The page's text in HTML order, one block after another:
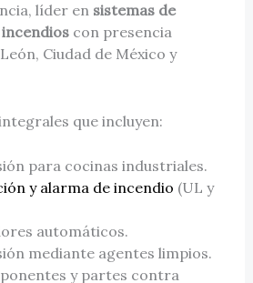
líder en sistemas de
con presencia
Ciudad de México y
que incluyen:
para cocinas industriales.
y alarma de incendio (UL y
automáticos.
mediante agentes limpios.
y partes contra